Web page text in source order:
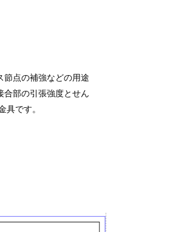
節点の補強などの用途
合部の引張強度とせん
です。